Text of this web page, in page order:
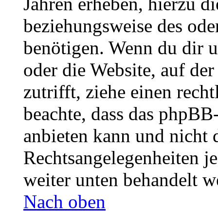
beziehungsweise des
benötigen. Wenn du dir
oder die Website, auf
zutrifft, ziehe einen
beachte, dass das
anbieten kann und nicht
Rechtsangelegenheiten
weiter unten behandelt
Nach oben